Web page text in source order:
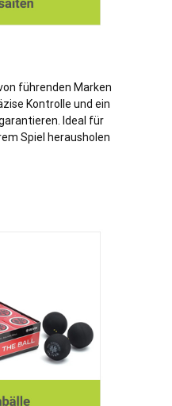
führenden Marken
Kontrolle und ein
Ideal für
Spiel herausholen